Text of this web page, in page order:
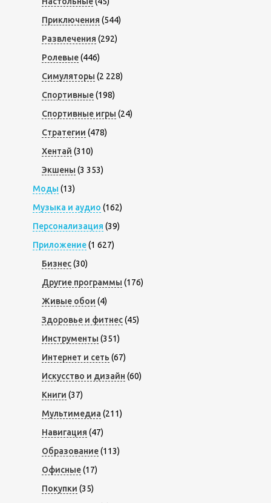
Приключения (544)
Развлечения (292)
Ролевые(446)
Симуляторы (2 228)
Спортивные(198)
Спортивные игры (24)
Стратегии (478)
Хентай (310)
Экшены (3 353)
Моды (13)
Музыка и аудио (162)
Персонализация (39)
Приложение(1 627)
Бизнес(30)
Другие программы (176)
Живые обои (4)
Здоровье и фитнес(45)
Инструменты (351)
Интернет и сеть (67)
Искусство и дизайн (60)
Книги (37)
Мультимедиа (211)
Навигация (47)
Образование(113)
Офисные(17)
Покупки (35)